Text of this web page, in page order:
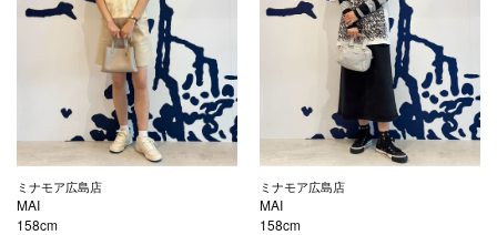
ミナモア広島店
MAI
158cm
ミナモア広島店
MAI
158cm